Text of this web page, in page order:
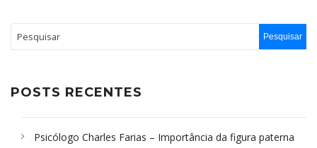
POSTS RECENTES
Psicólogo Charles Farias – Importância da figura paterna